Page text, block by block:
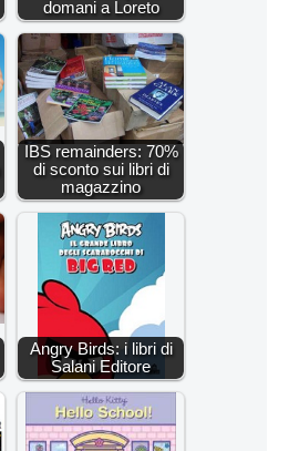
domani a Loreto
IBS remainders: 70%
di sconto sui libri di
magazzino
Angry Birds: i libri di
Salani Editore